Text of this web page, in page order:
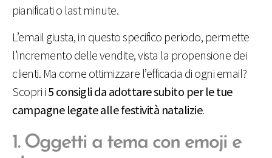
pianificati o last minute.
L’email giusta, in questo specifico periodo, permette
l’incremento delle vendite, vista la propensione dei
clienti. Ma come ottimizzare l’efficacia di ogni email?
Scopri i 5 consigli da adottare subito per le tue
campagne legate alle festività natalizie.
1. Oggetti a tema con emoji e